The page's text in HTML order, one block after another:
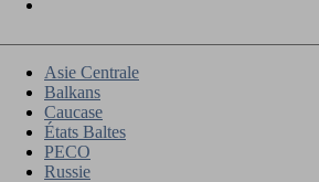
Asie Centrale
Balkans
Caucase
États Baltes
PECO
Russie